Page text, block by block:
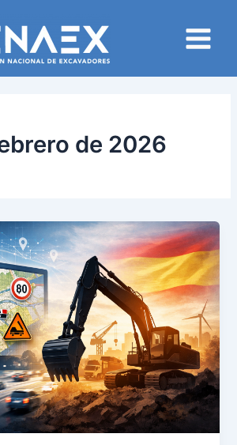
Menu
de 2026